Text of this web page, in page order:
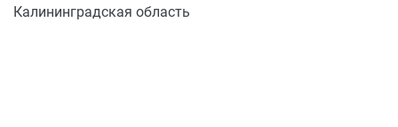
Калининградская область